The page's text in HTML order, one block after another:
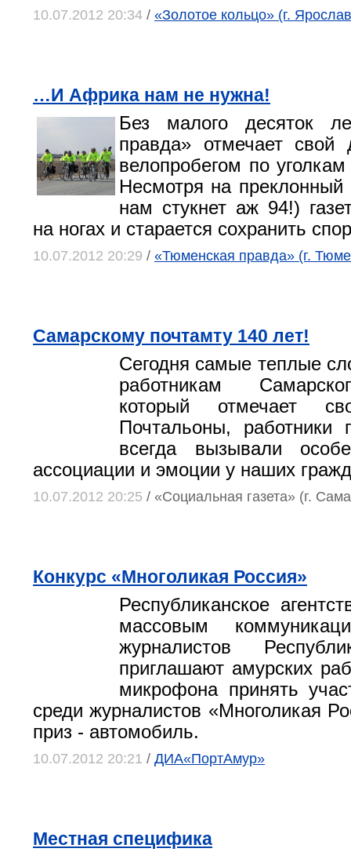
10.07.2012 20:34 / «Золотое кольцо» (г.
…И Африка нам не нужна!
Без малого десяток
правда» отмечает свой
велопробегом по
Несмотря на преклонный
нам стукнет аж 94!)
на ногах и старается сохранить
10.07.2012 20:29 / «Тюменская правда» (г.
Самарскому почтамту 140 лет!
Сегодня самые теплые
работникам
который отмечает
Почтальоны, работники
всегда вызывали
ассоциации и эмоции у наших
10.07.2012 20:25 / «Социальная газета» (г.
Конкурс «Многоликая Россия»
Республиканское
массовым
журналистов
приглашают амурских
микрофона принять
среди журналистов «Многоликая
приз - автомобиль.
10.07.2012 20:21 / ДИА«ПортАмур»
Местная специфика